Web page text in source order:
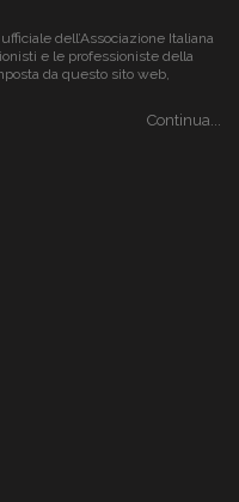
dell’Associazione Italiana
e le professioniste della
da questo sito web,
Continua...